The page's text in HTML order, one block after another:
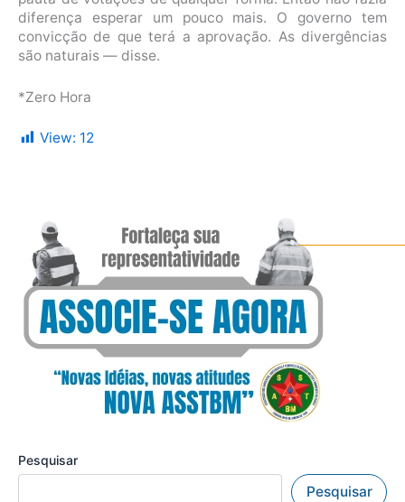
diferença esperar um pouco mais. O governo tem
convicção de que terá a aprovação. As divergências
são naturais — disse.
*Zero Hora
View: 12
Pesquisar
Pesquisar